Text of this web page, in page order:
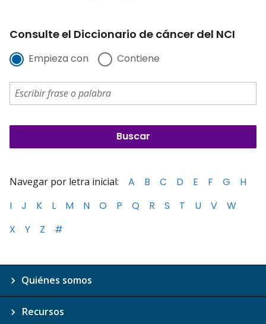
Consulte el Diccionario de cáncer del NCI
Empieza con Contiene
Navegar por letra inicial: A B C D E F G
H
I
J K L M N O P Q R S T U V
W
X
Y Z #
Quiénes somos
Recursos